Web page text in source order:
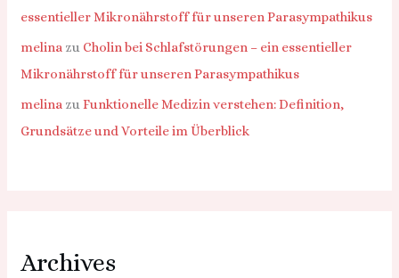
essentieller Mikronährstoff für unseren Parasympathikus
melina zu Cholin bei Schlafstörungen – ein essentieller
Mikronährstoff für unseren Parasympathikus
melina zuFunktionelle Medizin verstehen: Definition,
Grundsätze und Vorteile im Überblick
Archives